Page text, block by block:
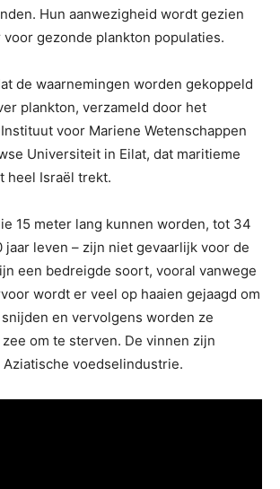
Hun aanwezigheid wordt gezien
gezonde plankton populaties.
de waarnemingen worden gekoppeld
plankton, verzameld door het
voor Mariene Wetenschappen
Universiteit in Eilat, dat maritieme
heel Israël trekt.
15 meter lang kunnen worden, tot 34
jaar leven – zijn niet gevaarlijk voor de
een bedreigde soort, vooral vanwege
wordt er veel op haaien gejaagd om
en vervolgens worden ze
om te sterven. De vinnen zijn
voedselindustrie.